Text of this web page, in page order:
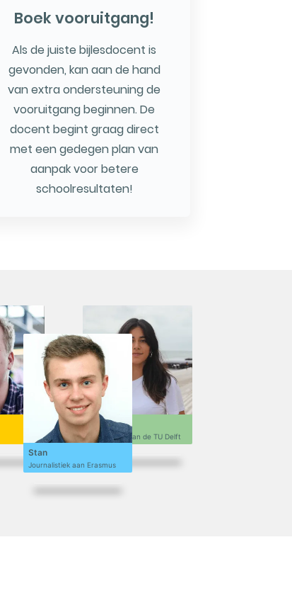
Boek vooruitgang!
Als de juiste bijlesdocent is
gevonden, kan aan de hand
van extra ondersteuning de
vooruitgang beginnen. De
docent begint graag direct
met een gedegen plan van
aanpak voor betere
schoolresultaten!
Sofi
Ontwerpen aan de TU Delft
Stan
Journalistiek aan Erasmus